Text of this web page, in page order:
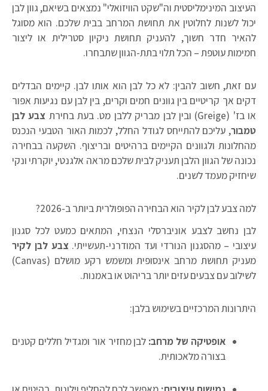
העיצוב המינימליסטית וה"שקט הוויזואלי" נמצאים בשיאם, גוון לבן
יכול לשנות לחלוטין את תחושת המרחב בבית שלכם. הוא מסוגל
להאיר חדר חשוך, להעניק תחושת ניקיון סטרילית או ליצור
חמימות עוטפת – הכל תלוי בתת-הגוון שתבחרו.
עם זאת, חשוב להבין: לא כל לבן הוא אותו לבן. קיימים הבדלים
דקים אך קריטיים בין גוונים חמים וקרים, בין לבן עם נגיעות אפור
או בז' (Greige) ובין לבן מבריק ללבן מט. בעת בחירת
צבע לבן
טמבור, עליכם להתייחס לגודל החלל, לכמות האור הטבעי הנכנס
מהחלונות ולגוונים הקיימים ברהיטים ובריצוף. השקעה בבחירה
נכונה של הגוון הלבן תעניק לבית שלכם מראה אלגנטי, יוקרתי ונקי
שיחזיק מעמד לשנים.
למה צבע לבן לקיר הוא הבחירה הפופולרית ביותר ב-2026?
לבן נחשב לצבע אוניברסלי הנצחי, המתאים כמעט לכל סגנון
עיצובי – מהסגנון הנורדי ועד המודרני-תעשייתי. צבע לבן לקיר
מעניק תחושת מרחב אינסופית ומשמש רקע מושלם (Canvas)
לשילוב עם צבעים עזים יותר בריהוט או באמנות.
היתרונות המרכזיים בשימוש בלבן:
אופטיקה של מרחב:לבן מחזיר אור ומגדיל חללים קטנים
בצורה מלאכותית.